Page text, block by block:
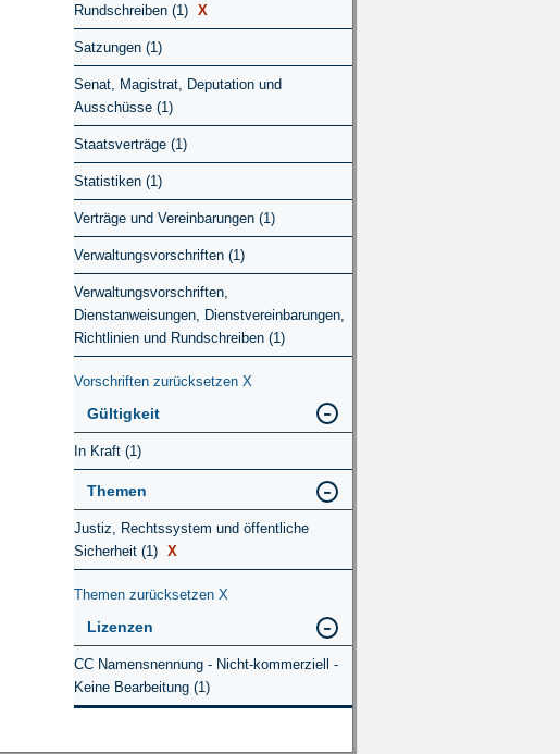
Rundschreiben (1) X
Satzungen (1)
Senat, Magistrat, Deputation und
Ausschüsse (1)
Staatsverträge (1)
Statistiken (1)
Verträge und Vereinbarungen (1)
Verwaltungsvorschriften (1)
Verwaltungsvorschriften,
Dienstanweisungen, Dienstvereinbarungen,
Richtlinien und Rundschreiben (1)
Vorschriften zurücksetzen X
Gültigkeit
In Kraft (1)
Themen
Justiz, Rechtssystem und öffentliche
Sicherheit (1) X
Themen zurücksetzen X
Lizenzen
CC Namensnennung - Nicht-kommerziell -
Keine Bearbeitung (1)